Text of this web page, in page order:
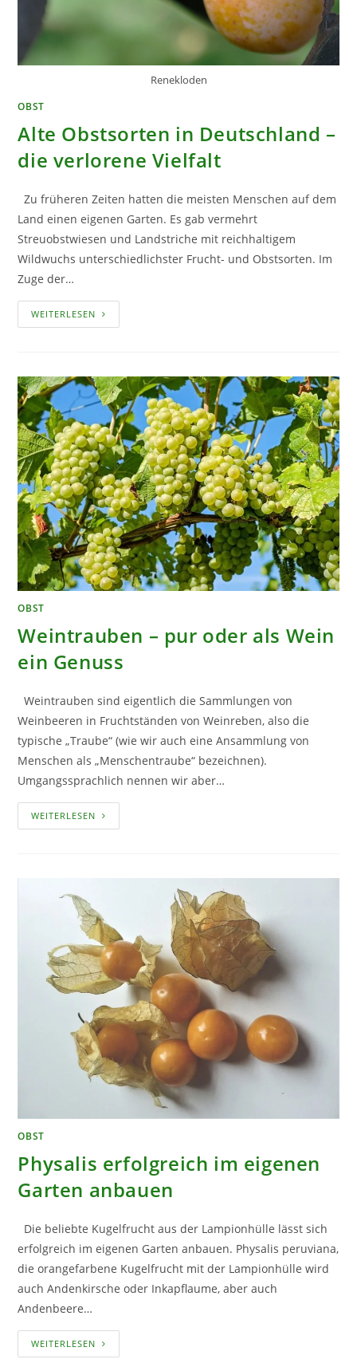
Renekloden
OBST
Alte Obstsorten in Deutschland –
die verlorene Vielfalt
Zu früheren Zeiten hatten die meisten Menschen auf dem
Land einen eigenen Garten. Es gab vermehrt
Streuobstwiesen und Landstriche mit reichhaltigem
Wildwuchs unterschiedlichster Frucht- und Obstsorten. Im
Zuge der…
WEITERLESEN ALTE
OBSTSORTEN
VERLORENE
VIELFALT
OBST
Weintrauben – pur oder als Wein
ein Genuss
Weintrauben sind eigentlich die Sammlungen von
Weinbeeren in Fruchtständen von Weinreben, also die
typische „Traube“ (wie wir auch eine Ansammlung von
Menschen als „Menschentraube“ bezeichnen).
Umgangssprachlich nennen wir aber…
WEITERLESEN WEINTRAUBEN
–
EIN
OBST
Physalis erfolgreich im eigenen
Garten anbauen
Die beliebte Kugelfrucht aus der Lampionhülle lässt sich
erfolgreich im eigenen Garten anbauen. Physalis peruviana,
die orangefarbene Kugelfrucht mit der Lampionhülle wird
auch Andenkirsche oder Inkapflaume, aber auch
Andenbeere…
WEITERLESEN PHYSALIS
ERFOLGREICH